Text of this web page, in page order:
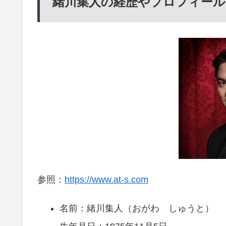
参照： https://www.at-s.com
名前：緒川集人（おがわ しゅうと）